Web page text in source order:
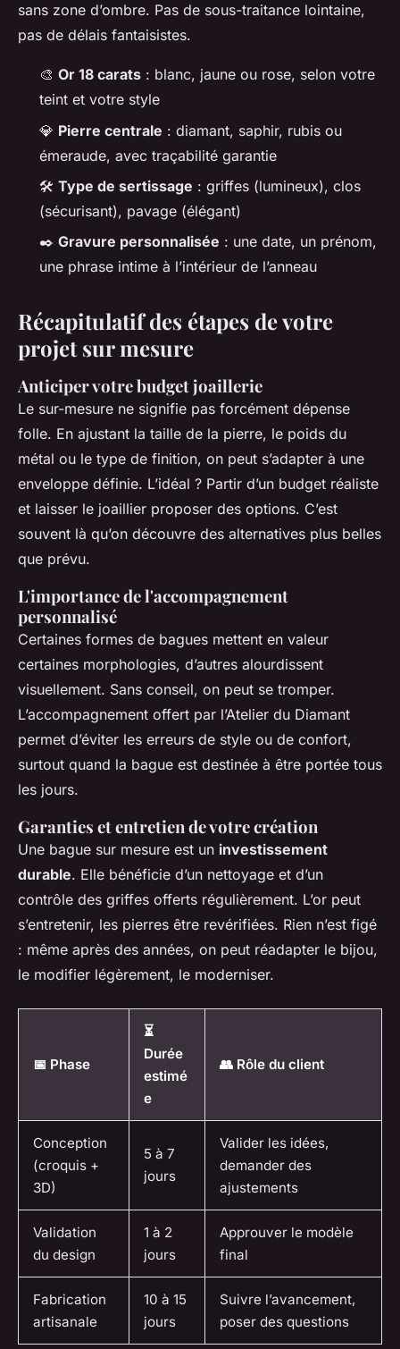
sans zone d’ombre. Pas de sous-traitance lointaine,
pas de délais fantaisistes.
🎨 Or 18 carats : blanc, jaune ou rose, selon votre
teint et votre style
💎 Pierre centrale : diamant, saphir, rubis ou
émeraude, avec traçabilité garantie
🛠️ Type de sertissage : griffes (lumineux), clos
(sécurisant), pavage (élégant)
✒️ Gravure personnalisée : une date, un prénom,
une phrase intime à l’intérieur de l’anneau
Récapitulatif des étapes de votre
projet sur mesure
Anticiper votre budget joaillerie
Le sur-mesure ne signifie pas forcément dépense
folle. En ajustant la taille de la pierre, le poids du
métal ou le type de finition, on peut s’adapter à une
enveloppe définie. L’idéal ? Partir d’un budget réaliste
et laisser le joaillier proposer des options. C’est
souvent là qu’on découvre des alternatives plus belles
que prévu.
L'importance de l'accompagnement
personnalisé
Certaines formes de bagues mettent en valeur
certaines morphologies, d’autres alourdissent
visuellement. Sans conseil, on peut se tromper.
L’accompagnement offert par l’Atelier du Diamant
permet d’éviter les erreurs de style ou de confort,
surtout quand la bague est destinée à être portée tous
les jours.
Garanties et entretien de votre création
Une bague sur mesure est un investissement
durable. Elle bénéficie d’un nettoyage et d’un
contrôle des griffes offerts régulièrement. L’or peut
s’entretenir, les pierres être revérifiées. Rien n’est figé
: même après des années, on peut réadapter le bijou,
le modifier légèrement, le moderniser.
📅 Phase
⏳
Durée
estimé
e
👥 Rôle du client
Conception
(croquis +
3D)
5 à 7
jours
Valider les idées,
demander des
ajustements
Validation
du design
1 à 2
jours
Approuver le modèle
final
Fabrication
artisanale
10 à 15
jours
Suivre l’avancement,
poser des questions